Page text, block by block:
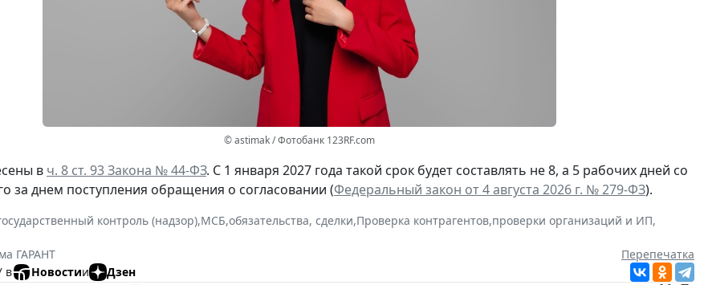
© astimak / Фотобанк 123RF.com
в ч. 8 ст. 93 Закона № 44-ФЗ. С 1 января 2027 года такой срок будет составлять не 8, а 5 рабочих дней со
за днем поступления обращения о согласовании (Федеральный закон от 4 августа 2026 г. № 279-ФЗ).
контроль (надзор),МСБ,обязательства, сделки,Проверка контрагентов,проверки организаций и ИП,
ГАРАНТ
Перепечатка
в
Новостии
Дзен